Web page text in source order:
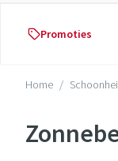
Promoties
Home /